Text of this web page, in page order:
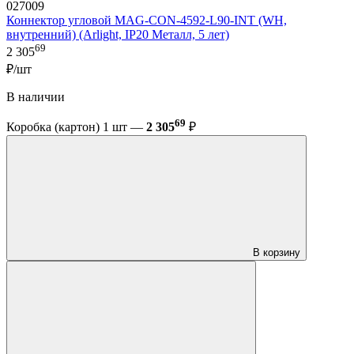
027009
Коннектор угловой MAG-CON-4592-L90-INT (WH,
внутренний) (Arlight, IP20 Металл, 5 лет)
2 30569
₽/шт
В наличии
Коробка (картон) 1 шт — 2 30569 ₽
В корзину